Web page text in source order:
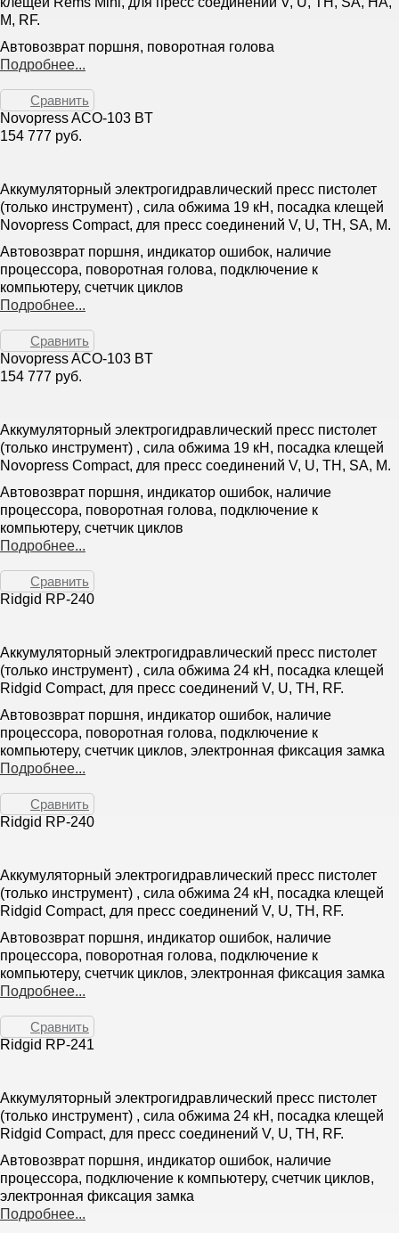
M, RF.
Автовозврат поршня, поворотная голова
Подробнее...
Сравнить
Novopress ACO-103 BT
154 777 руб.
Аккумуляторный электрогидравлический пресс пистолет
(только инструмент) , сила обжима 19 кН, посадка клещей
Novopress Compact, для пресс соединений V, U, TH, SA, M.
Автовозврат поршня, индикатор ошибок, наличие
процессора, поворотная голова, подключение к
компьютеру, счетчик циклов
Подробнее...
Сравнить
Novopress ACO-103 BT
154 777 руб.
Аккумуляторный электрогидравлический пресс пистолет
(только инструмент) , сила обжима 19 кН, посадка клещей
Novopress Compact, для пресс соединений V, U, TH, SA, M.
Автовозврат поршня, индикатор ошибок, наличие
процессора, поворотная голова, подключение к
компьютеру, счетчик циклов
Подробнее...
Сравнить
Ridgid RP-240
Аккумуляторный электрогидравлический пресс пистолет
(только инструмент) , сила обжима 24 кН, посадка клещей
Ridgid Compact, для пресс соединений V, U, TH, RF.
Автовозврат поршня, индикатор ошибок, наличие
процессора, поворотная голова, подключение к
компьютеру, счетчик циклов, электронная фиксация замка
Подробнее...
Сравнить
Ridgid RP-240
Аккумуляторный электрогидравлический пресс пистолет
(только инструмент) , сила обжима 24 кН, посадка клещей
Ridgid Compact, для пресс соединений V, U, TH, RF.
Автовозврат поршня, индикатор ошибок, наличие
процессора, поворотная голова, подключение к
компьютеру, счетчик циклов, электронная фиксация замка
Подробнее...
Сравнить
Ridgid RP-241
Аккумуляторный электрогидравлический пресс пистолет
(только инструмент) , сила обжима 24 кН, посадка клещей
Ridgid Compact, для пресс соединений V, U, TH, RF.
Автовозврат поршня, индикатор ошибок, наличие
процессора, подключение к компьютеру, счетчик циклов,
электронная фиксация замка
Подробнее...